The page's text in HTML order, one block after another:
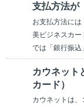
支払方法が
お支払方法に
美ビジネスカー
では「銀行振込
カウネット
カード）
カウネットは